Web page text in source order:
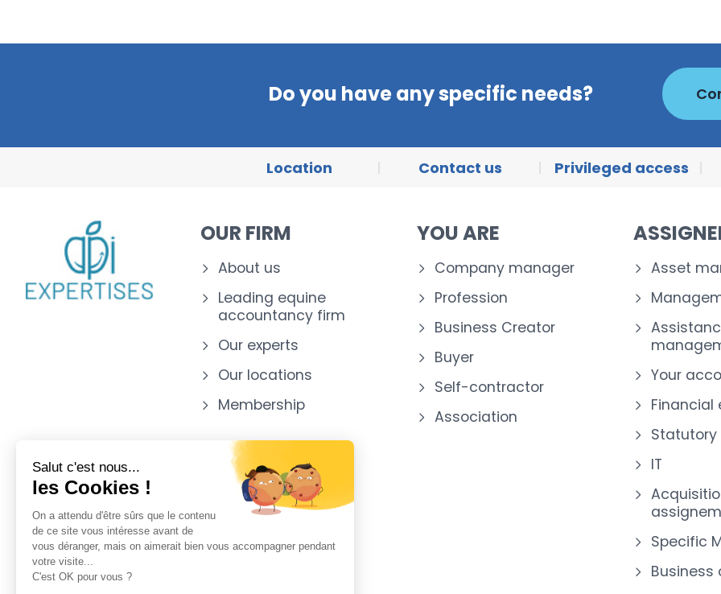
Do you have any specific needs?
Location Contact us Privileged access
OUR FIRM
About us
Leading equine
accountancy firm
Our experts
Our locations
Membership
YOU ARE
Company manager
Profession
Business Creator
Buyer
Self-contractor
Association
Asset
Your
Financial
IT
Specific
Business
Salut c'est nous...
les Cookies !
On a attendu d'être sûrs que le contenu
de ce site vous intéresse avant de
vous déranger, mais on aimerait bien vous accompagner pendant
votre visite...
C'est OK pour vous ?